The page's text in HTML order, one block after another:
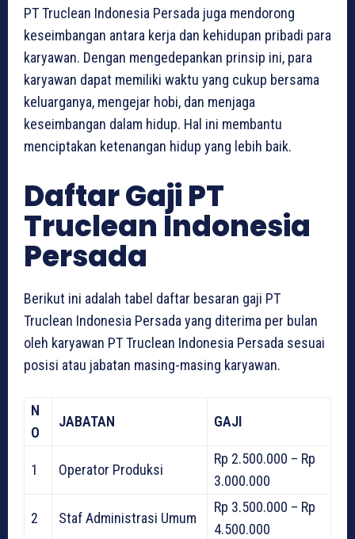
PT Truclean Indonesia Persada juga mendorong
keseimbangan antara kerja dan kehidupan pribadi para
karyawan. Dengan mengedepankan prinsip ini, para
karyawan dapat memiliki waktu yang cukup bersama
keluarganya, mengejar hobi, dan menjaga
keseimbangan dalam hidup. Hal ini membantu
menciptakan ketenangan hidup yang lebih baik.
Daftar Gaji PT
Truclean Indonesia
Persada
Berikut ini adalah tabel daftar besaran gaji PT
Truclean Indonesia Persada yang diterima per bulan
oleh karyawan PT Truclean Indonesia Persada sesuai
posisi atau jabatan masing-masing karyawan.
N
O
JABATAN GAJI
1 Operator Produksi
Rp 2.500.000 – Rp
3.000.000
2 Staf Administrasi Umum
Rp 3.500.000 – Rp
4.500.000